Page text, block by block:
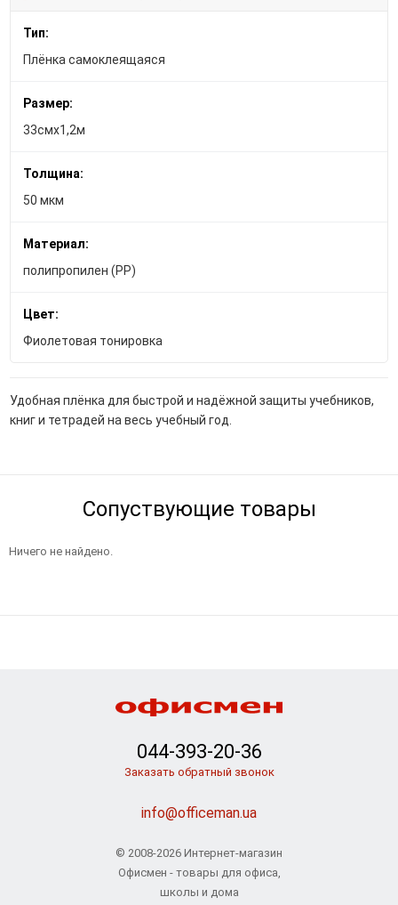
Тип:
Плёнка самоклеящаяся
Размер:
33смх1,2м
Толщина:
50 мкм
Материал:
полипропилен (PP)
Цвет:
Фиолетовая тонировка
Удобная плёнка для быстрой и надёжной защиты учебников,
книг и тетрадей на весь учебный год.
Сопуствующие товары
Ничего не найдено.
044-393-20-36
Заказать обратный звонок
info@officeman.ua
© 2008-2026 Интернет-магазин
Офисмен - товары для офиса,
школы и дома